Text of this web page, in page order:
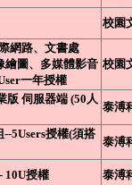
校園
網路、文書處
繪圖、多媒體影音
一年授權
校園
版 伺服器端 (50人
泰溥
5Users授權(須搭
泰溥
10U授權 泰溥